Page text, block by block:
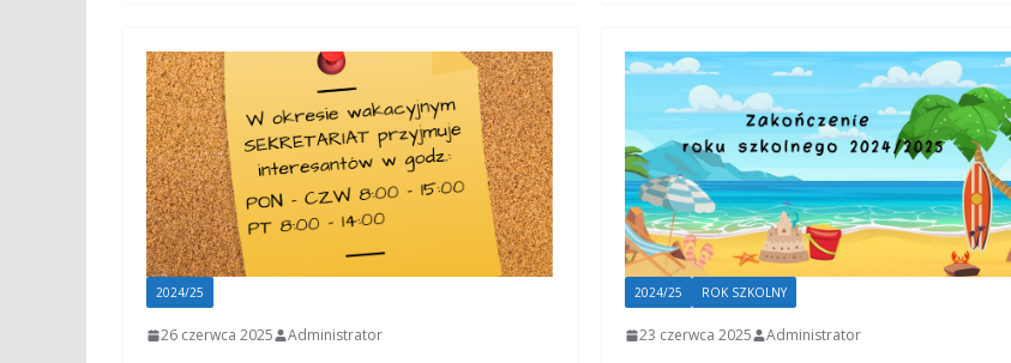
2024/25
26 czerwca 2025 Administrator
2024/25 ROK SZKOLNY
23 czerwca 2025 Administrator